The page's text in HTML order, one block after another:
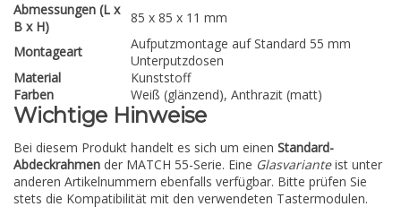
Abmessungen (L x
B x H)
85 x 85 x 11 mm
Montageart
Aufputzmontage auf Standard 55 mm
Unterputzdosen
Material
Kunststoff
Farben
Weiß (glänzend), Anthrazit (matt)
Wichtige Hinweise
Bei diesem Produkt handelt es sich um einen Standard-
Abdeckrahmen der MATCH 55-Serie. Eine Glasvarianteist unter
anderen Artikelnummern ebenfalls verfügbar. Bitte prüfen Sie
stets die Kompatibilität mit den verwendeten Tastermodulen.